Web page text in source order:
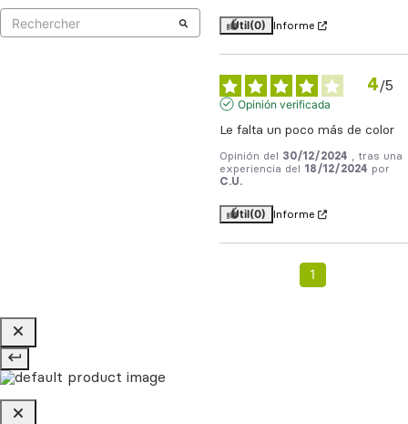
Útil(0) Informe
4/5
Opinión verificada
Le falta un poco más de color
Opinión del 30/12/2024
, tras una
experiencia del
18/12/2024 por
C.U.
Útil(0) Informe
1